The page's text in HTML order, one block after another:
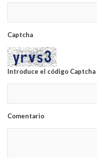
Captcha
Introduce el código Captcha
Comentario